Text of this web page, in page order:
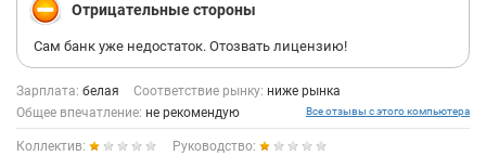
Отрицательные стороны
Сам банк уже недостаток. Отозвать лицензию!
Зарплата: белая Соответствие рынку: ниже рынка
Общее впечатление: не рекомендую Все отзывы с этого компьютера
Коллектив:
Руководство: